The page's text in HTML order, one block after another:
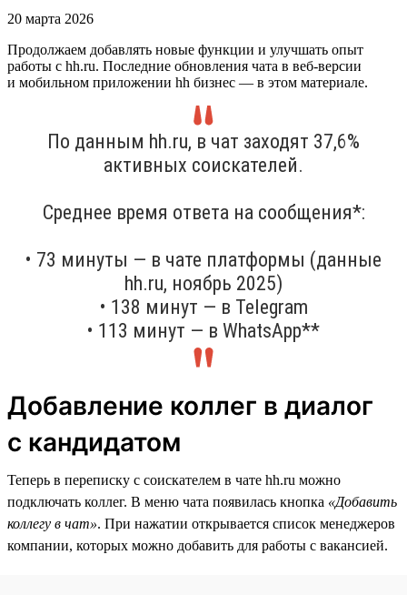
20 марта 2026
Продолжаем добавлять новые функции и улучшать опыт
работы с hh.ru. Последние обновления чата в веб-версии
и мобильном приложении hh бизнес — в этом материале.
По данным hh.ru, в чат заходят 37,6%
активных соискателей.
Среднее время ответа на сообщения*:
• 73 минуты — в чате платформы (данные
hh.ru, ноябрь 2025)
• 138 минут — в Telegram
• 113 минут — в WhatsApp**
Добавление коллег в диалог
с кандидатом
Теперь в переписку с соискателем в чате hh.ru можно
подключать коллег. В меню чата появилась кнопка «Добавить
коллегу в чат». При нажатии открывается список менеджеров
компании, которых можно добавить для работы с вакансией.